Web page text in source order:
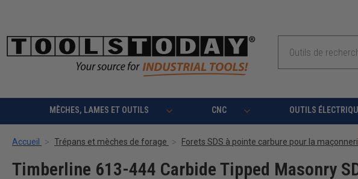
MÈCHES, LAMES ET OUTILS CNC OUTILS
Accueil
Trépans et mèches de forage Forets SDS à pointe carbure pour la
Timberline 613-444 Carbide Tipped Masonry